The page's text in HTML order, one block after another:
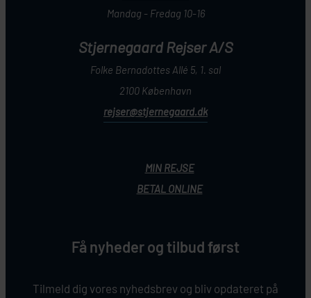
Mandag - Fredag 10-16
Stjernegaard Rejser A/S
Folke Bernadottes Allé 5, 1. sal
2100 København
rejser@stjernegaard.dk
MIN REJSE
BETAL ONLINE
Få nyheder og tilbud først
Tilmeld dig vores nyhedsbrev og bliv opdateret på